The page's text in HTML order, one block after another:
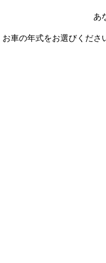
あ
お車の年式をお選びくださ